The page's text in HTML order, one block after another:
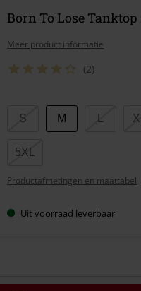
Born To Lose
Meer product informatie
(2)
Kies
maat
S M XL
5XL
Productafmetingen en maattabel
Uit voorraad leverbaar